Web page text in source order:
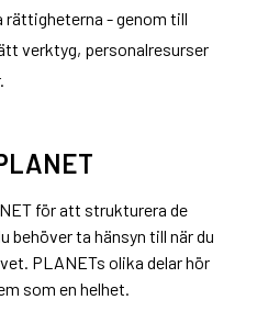
rättigheterna - genom till
verktyg, personalresurser
för att strukturera de
behöver ta hänsyn till när du
PLANETs olika delar hör
som en helhet.